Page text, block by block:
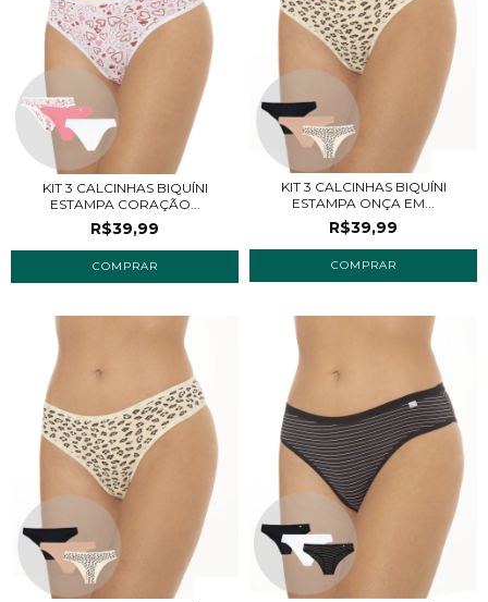
KIT 3 CALCINHAS BIQUÍNI
ESTAMPA CORAÇÃO...
R$39,99
COMPRAR
KIT 3 CALCINHAS BIQUÍNI
ESTAMPA ONÇA EM...
R$39,99
COMPRAR